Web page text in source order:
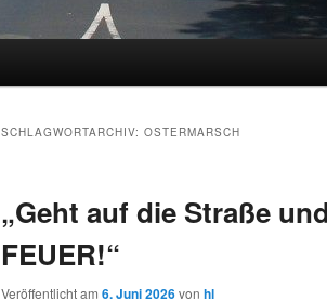
SCHLAGWORTARCHIV: OSTERMARSCH
„Geht auf die Straße
FEUER!“
Veröffentlicht am 6. Juni 2026von hl